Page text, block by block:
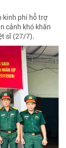
kinh phí hỗ trợ
cảnh khó khăn
sĩ (27/7).